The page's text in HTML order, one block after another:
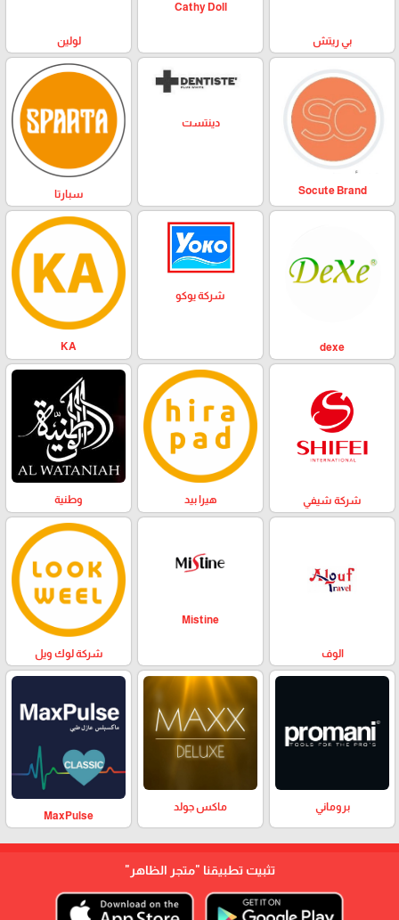
بي ريتش
Cathy Doll
لولين
Socute Brand
دينتست
سبارتا
dexe
شركة يوكو
KA
شركة شيفي هيرا بيد وطنية
الوف
Mistine
شركة لوك ويل
بروماني ماكس جولد
MaxPulse
تثبيت تطبيقنا "متجر الظاهر"